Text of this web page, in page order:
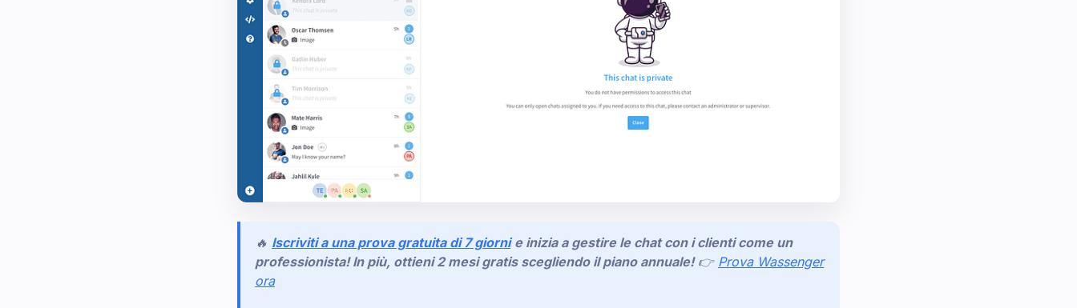
🔥 Iscriviti a una prova gratuita di 7 giorni e inizia a gestire le chat con i clienti come un
professionista! In più, ottieni 2 mesi gratis scegliendo il piano annuale! 👉 Prova Wassenger
ora